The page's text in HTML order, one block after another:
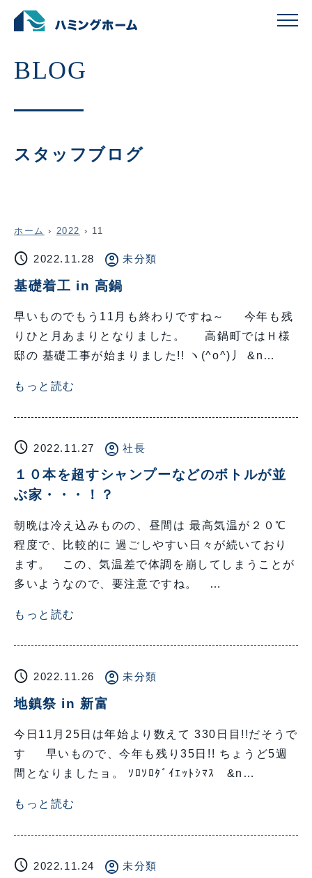
スタッフブログ
ホーム › 2022 › 11
schedule 2022.11.28 account_circle 未分類
基礎着工 in 高鍋
早いものでもう11月も終わりですね～ 今年も残
りひと月あまりとなりました。 高鍋町ではＨ様
邸の 基礎工事が始まりました!! ヽ(^o^)丿 &n…
もっと読む
schedule 2022.11.27 account_circle 社長
１０本を超すシャンプーなどのボトルが並
ぶ家・・・！？
朝晩は冷え込みものの、昼間は 最高気温が２０℃
程度で、比較的に 過ごしやすい日々が続いており
ます。 この、気温差で体調を崩してしまうことが
多いようなので、要注意ですね。 …
もっと読む
schedule 2022.11.26 account_circle 未分類
地鎮祭 in 新富
今日11月25日は年始より数えて 330日目!!だそうで
す 早いもので、今年も残り35日!! ちょうど5週
間となりましたョ。 ｿﾛｿﾛﾀﾞｲｴｯﾄｼﾏｽ &n…
もっと読む
schedule 2022.11.24 account_circle 未分類